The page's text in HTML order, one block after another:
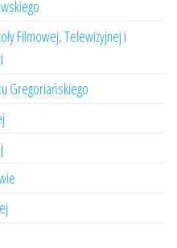
Filmowej, Telewizyjnej i
Gregoriańskiego